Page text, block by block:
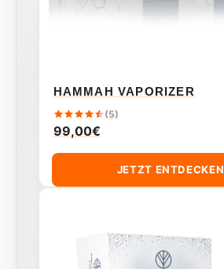
HAMMAH VAPORIZER
(5)
99,00€
JETZT ENTDECKEN